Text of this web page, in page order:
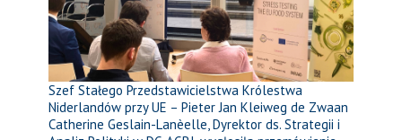
Szef Stałego Przedstawicielstwa Królestwa
Niderlandów przy UE – Pieter Jan Kleiweg de Zwaan
Catherine Geslain-Lanèelle, Dyrektor ds. Strategii i